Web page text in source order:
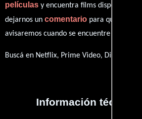
películas y encuentra films disponibles.
dejarnos un comentario para que le
avisaremos cuando se encuentre disponible
Buscá en Netflix, Prime Video, Disney+
Información técnica